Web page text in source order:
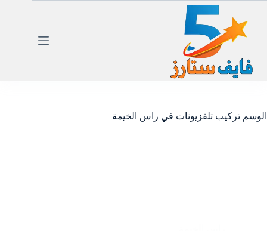
المحتوى
الوسم تركيب تلفزيونات في راس الخيمة